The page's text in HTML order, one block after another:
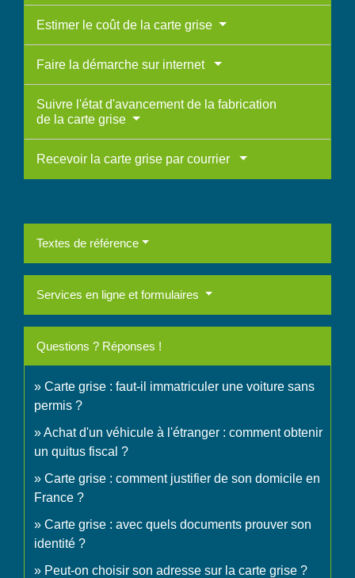
Estimer le coût de la carte grise
Faire la démarche sur internet
Suivre l'état d'avancement de la fabrication
de la carte grise
Recevoir la carte grise par courrier
Textes de référence
Services en ligne et formulaires
Questions ? Réponses !
Carte grise : faut-il immatriculer une voiture sans
permis ?
Achat d'un véhicule à l'étranger : comment obtenir
un quitus fiscal ?
Carte grise : comment justifier de son domicile en
France ?
Carte grise : avec quels documents prouver son
identité ?
Peut-on choisir son adresse sur la carte grise ?